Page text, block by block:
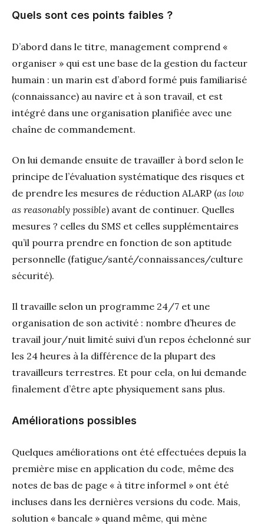
Quels sont ces points faibles ?
D’abord dans le titre, management comprend «
organiser » qui est une base de la gestion du facteur
humain : un marin est d’abord formé puis familiarisé
(connaissance) au navire et à son travail, et est
intégré dans une organisation planifiée avec une
chaîne de commandement.
On lui demande ensuite de travailler à bord selon le
principe de l’évaluation systématique des risques et
de prendre les mesures de réduction ALARP (as low
as reasonably possible) avant de continuer. Quelles
mesures ? celles du SMS et celles supplémentaires
qu’il pourra prendre en fonction de son aptitude
personnelle (fatigue/santé/connaissances/culture
sécurité).
Il travaille selon un programme 24/7 et une
organisation de son activité : nombre d’heures de
travail jour/nuit limité suivi d’un repos échelonné sur
les 24 heures à la différence de la plupart des
travailleurs terrestres. Et pour cela, on lui demande
finalement d’être apte physiquement sans plus.
Améliorations possibles
Quelques améliorations ont été effectuées depuis la
première mise en application du code, même des
notes de bas de page « à titre informel » ont été
incluses dans les dernières versions du code. Mais,
solution « bancale » quand même, qui mène